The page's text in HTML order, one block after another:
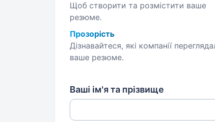
Щоб створити та розмістити ваше
резюме.
Прозорість
Дізнавайтеся, які компанії
ваше резюме.
Ваші ім'я та прізвище